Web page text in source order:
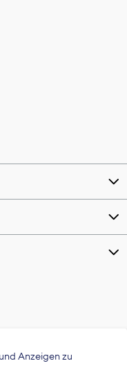
Anzeigen zu